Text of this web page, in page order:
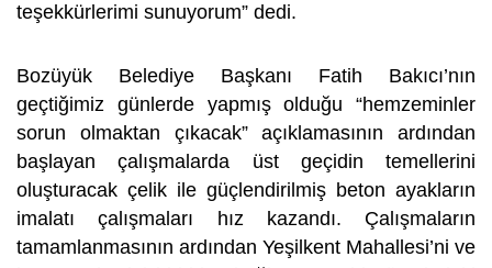
teşekkürlerimi sunuyorum” dedi.
Bozüyük Belediye Başkanı Fatih Bakıcı’nın
geçtiğimiz günlerde yapmış olduğu “hemzeminler
sorun olmaktan çıkacak” açıklamasının ardından
başlayan çalışmalarda üst geçidin temellerini
oluşturacak çelik ile güçlendirilmiş beton ayakların
imalatı çalışmaları hız kazandı. Çalışmaların
tamamlanmasının ardından Yeşilkent Mahallesi’ni ve